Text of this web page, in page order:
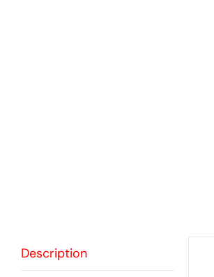
Description